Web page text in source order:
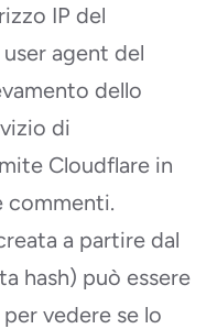
IP del
agent del
dello
di
Cloudflare in
a partire dal
hash) può essere
vedere se lo